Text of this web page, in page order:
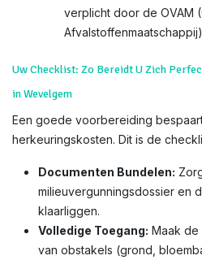
verplicht door de OVAM
Uw Checklist: Zo Bereidt U Zich
in Wevelgem
Een goede voorbereiding
herkeuringskosten. Dit is de
Documenten Bundelen:
milieuvergunningsdossier en
klaarliggen.
Volledige Toegang: Maak de
van obstakels (grond,